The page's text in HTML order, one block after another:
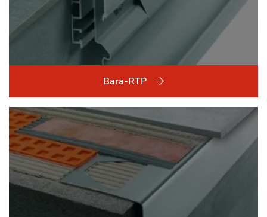
Bara-RTP